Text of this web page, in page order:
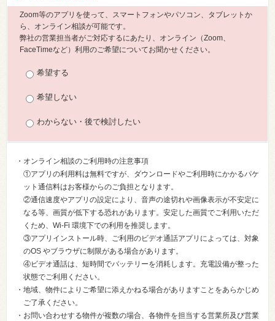
Zoom等のアプリを使って、スマートフォンやパソコン、タブレットか
ら、オンライン相談が可能です。
弊社の営業担当者がご対応するにあたり、オンライン（Zoom、
FaceTimeなど）利用のご希望についてお聞かせください。
希望する
希望しない
わからない・後で検討したい
・オンライン相談のご利用時の注意事項
①アプリの利用料は無料ですが、ダウンロードやご利用時にかかるパケ
ット通信料はお客様からのご負担となります。
②通信速度やアプリの設定により、音声の途切れや画像表示が不安定に
なる等、画質が低下する恐れがあります。安定した画質でご利用いただ
くため、Wi-Fi 環境下での利用を推奨します。
③アプリインストール時、ご利用のビデオ通話アプリによっては、対象
のOS やブラウザに制限がある場合があります。
④ビデオ通話は、短時間でバッテリーを消耗します。充電設備が整った
状態でご利用ください。
・地域、物件によりご希望に添えかねる場合がありますことをあらかじめ
ご了承ください。
・お問い合わせする物件が複数の場合、各物件を担当する営業所及び営業